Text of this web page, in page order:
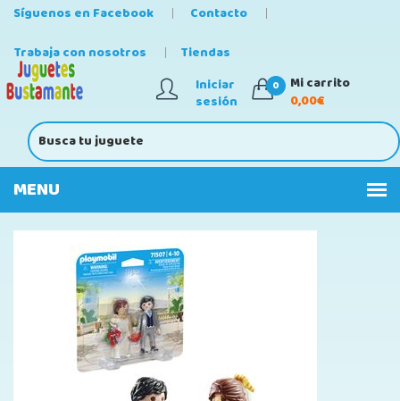
Síguenos en Facebook
Contacto
Trabaja con nosotros
Tiendas
Iniciar
sesión
0
Mi carrito
0,00€